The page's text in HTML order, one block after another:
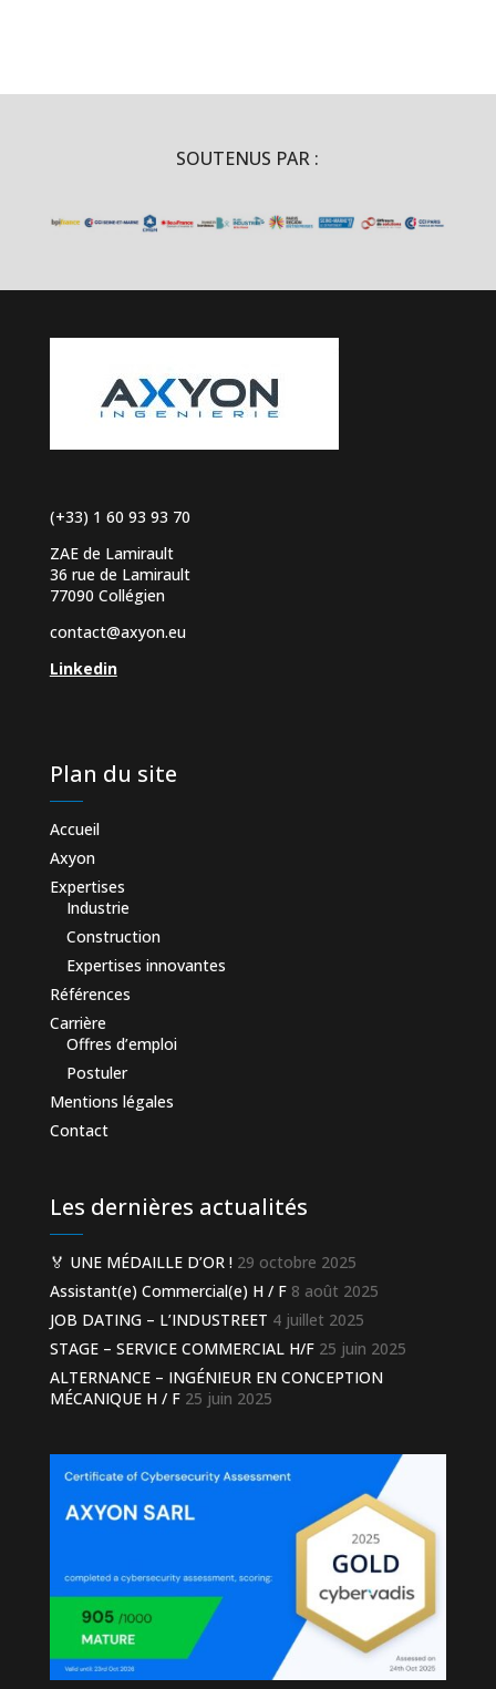
SOUTENUS PAR :
(+33) 1 60 93 93 70
ZAE de Lamirault
36 rue de Lamirault
77090 Collégien
contact@axyon.eu
Linkedin
Plan du site
Accueil
Axyon
Expertises
Industrie
Construction
Expertises innovantes
Références
Carrière
Offres d’emploi
Postuler
Mentions légales
Contact
Les dernières actualités
🏅 UNE MÉDAILLE D’OR ! 29 octobre 2025
Assistant(e) Commercial(e) H / F 8 août 2025
JOB DATING – L’INDUSTREET 4 juillet 2025
STAGE – SERVICE COMMERCIAL H/F 25 juin 2025
ALTERNANCE – INGÉNIEUR EN CONCEPTION
MÉCANIQUE H / F 25 juin 2025